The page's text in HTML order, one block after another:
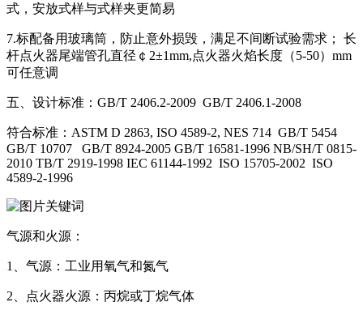
式，安放式样与式样夹更简易
7.标配备用玻璃筒，防止意外损毁，满足不间断试验需求； 长
杆点火器尾端管孔直径￠2±1mm,点火器火焰长度（5-50）mm
可任意调
五、设计标准：GB/T 2406.2-2009 GB/T 2406.1-2008
符合标准：ASTM D 2863, ISO 4589-2, NES 714 GB/T 5454
GB/T 10707 GB/T 8924-2005 GB/T 16581-1996 NB/SH/T 0815-
2010 TB/T 2919-1998 IEC 61144-1992 ISO 15705-2002 ISO
4589-2-1996
气源和火源：
1、气源：工业用氧气和氮气
2、点火器火源：丙烷或丁烷气体